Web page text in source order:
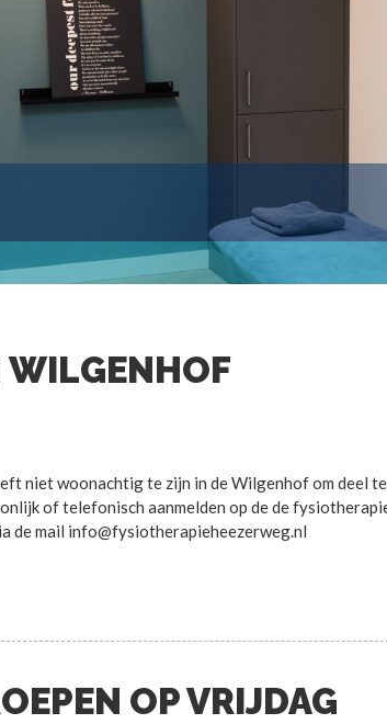
WILGENHOF
niet woonachtig te zijn in de Wilgenhof om deel te
of telefonisch aanmelden op de de
de mail info@fysiotherapieheezerweg.nl
OP VRIJDAG